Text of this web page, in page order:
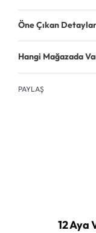
Öne Çıkan Detaylar
Hangi Mağazada
PAYLAŞ
12 Aya